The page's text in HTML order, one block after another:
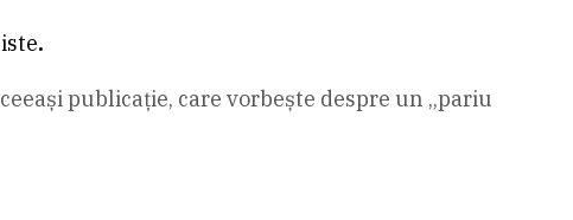
.
publicație, care vorbește despre un „pariu